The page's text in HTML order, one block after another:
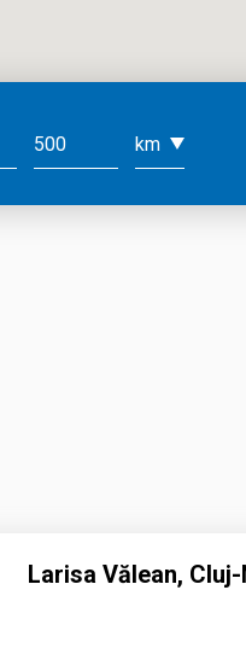
Larisa Vălean,